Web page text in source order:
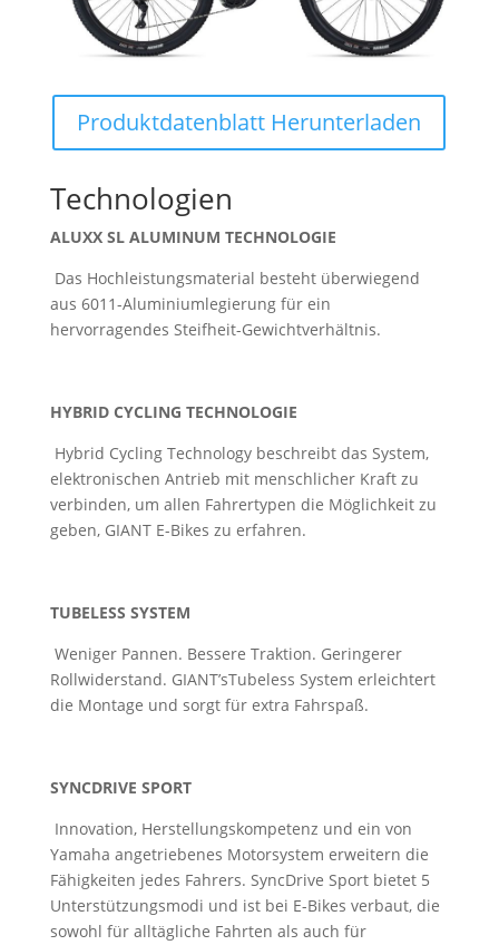
Produktdatenblatt Herunterladen
Technologien
ALUXX SL ALUMINUM TECHNOLOGIE
Das Hochleistungsmaterial besteht überwiegend
aus 6011-Aluminiumlegierung für ein
hervorragendes Steifheit-Gewichtverhältnis.
HYBRID CYCLING TECHNOLOGIE
Hybrid Cycling Technology beschreibt das System,
elektronischen Antrieb mit menschlicher Kraft zu
verbinden, um allen Fahrertypen die Möglichkeit zu
geben, GIANT E-Bikes zu erfahren.
TUBELESS SYSTEM
Weniger Pannen. Bessere Traktion. Geringerer
Rollwiderstand. GIANT’sTubeless System erleichtert
die Montage und sorgt für extra Fahrspaß.
SYNCDRIVE SPORT
Innovation, Herstellungskompetenz und ein von
Yamaha angetriebenes Motorsystem erweitern die
Fähigkeiten jedes Fahrers. SyncDrive Sport bietet 5
Unterstützungsmodi und ist bei E-Bikes verbaut, die
sowohl für alltägliche Fahrten als auch für